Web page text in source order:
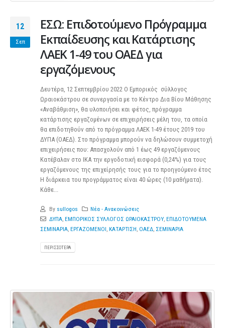
12
Σεπ
ΕΣΩ: Επιδοτούμενο Πρόγραμμα
Εκπαίδευσης και Κατάρτισης
ΛΑΕΚ 1-49 του ΟΑΕΔ για
εργαζόμενους
Δευτέρα, 12 Σεπτεμβρίου 2022 Ο Εμπορικός σύλλογος
Ωραιοκάστρου σε συνεργασία με το Κέντρο Δια Βίου Μάθησης
«Αναβάθμιση», θα υλοποιήσει και φέτος, πρόγραμμα
κατάρτισης εργαζομένων σε επιχειρήσεις μέλη του, τα οποία
θα επιδοτηθούν από το πρόγραμμα ΛΑΕΚ 1-49 έτους 2019 του
ΔΥΠΑ (ΟΑΕΔ). Στο πρόγραμμα μπορούν να δηλώσουν συμμετοχή
επιχειρήσεις που: Απασχολούν από 1 έως 49 εργαζόμενους
Κατέβαλαν στο ΙΚΑ την εργοδοτική εισφορά (0,24%) για τους
εργαζόμενους της επιχείρησής τους για το προηγούμενο έτος
Η διάρκεια του προγράμματος είναι 40 ώρες (10 μαθήματα).
Κάθε...
By sullogos
Νέα - Ανακοινώσεις
ΔΥΠΑ, ΕΜΠΟΡΙΚΟΣ ΣΥΛΛΟΓΟΣ ΩΡΑΙΟΚΑΣΤΡΟΥ, ΕΠΙΔΟΤΟΥΜΕΝΑ
ΣΕΜΙΝΑΡΙΑ, ΕΡΓΑΖΟΜΕΝΟΙ, ΚΑΤΑΡΤΙΣΗ, ΟΑΕΔ, ΣΕΜΙΝΑΡΙΑ
ΠΕΡΙΣΣΌΤΕΡΑ